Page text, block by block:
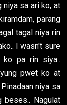
niya sa ari ko, at
parang
tagal niya rin
I wasn't sure
ko pa rin siya..
pwet ko at
niya sa
beses.. Nagulat